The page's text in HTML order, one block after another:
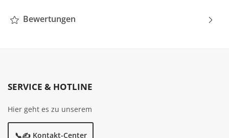
Bewertungen
SERVICE & HOTLINE
Hier geht es zu unserem
📞✍️ Kontakt-Center